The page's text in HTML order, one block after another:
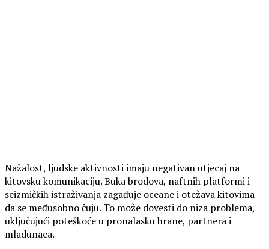
Nažalost, ljudske aktivnosti imaju negativan utjecaj na
kitovsku komunikaciju. Buka brodova, naftnih platformi i
seizmičkih istraživanja zagađuje oceane i otežava kitovima
da se međusobno čuju. To može dovesti do niza problema,
uključujući poteškoće u pronalasku hrane, partnera i
mladunaca.